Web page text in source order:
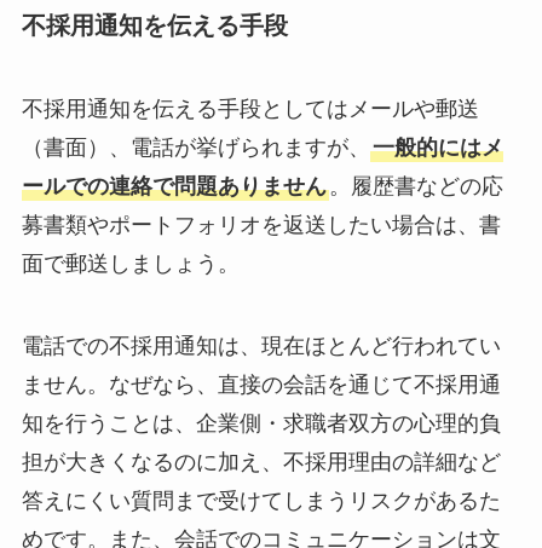
不採用通知を伝える手段
不採用通知を伝える手段としてはメールや郵送
（書面）、電話が挙げられますが、 一般的にはメ
ールでの連絡で問題ありません。履歴書などの応
募書類やポートフォリオを返送したい場合は、書
面で郵送しましょう。
電話での不採用通知は、現在ほとんど行われてい
ません。なぜなら、直接の会話を通じて不採用通
知を行うことは、企業側・求職者双方の心理的負
担が大きくなるのに加え、不採用理由の詳細など
答えにくい質問まで受けてしまうリスクがあるた
めです。また、会話でのコミュニケーションは文